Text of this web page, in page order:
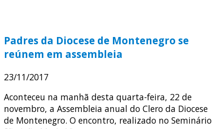
Padres da Diocese de Montenegro se
reúnem em assembleia
23/11/2017
Aconteceu na manhã desta quarta-feira, 22 de
novembro, a Assembleia anual do Clero da Diocese
de Montenegro. O encontro, realizado no Seminário